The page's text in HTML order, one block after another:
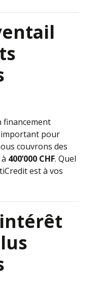
financement
important pour
couvrons des
à 400’000 CHF. Quel
est à vos